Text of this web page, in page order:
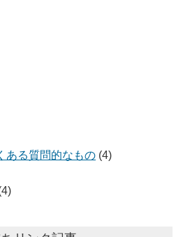
ある質問的なもの (4)